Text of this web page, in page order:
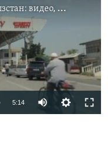
фото, кабарлар
available
5:14